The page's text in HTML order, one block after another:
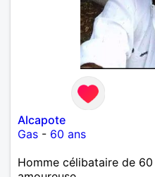
Alcapote
Gas - 60 ans
Homme célibataire de